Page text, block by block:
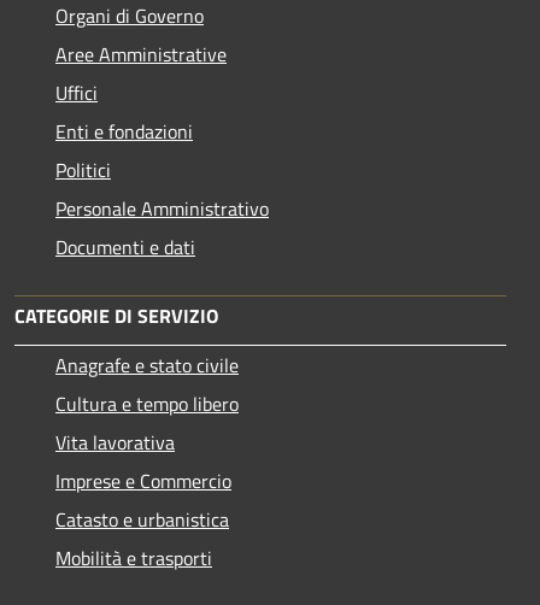
Organi di Governo
Aree Amministrative
Uffici
Enti e fondazioni
Politici
Personale Amministrativo
Documenti e dati
CATEGORIE DI SERVIZIO
Anagrafe e stato civile
Cultura e tempo libero
Vita lavorativa
Imprese e Commercio
Catasto e urbanistica
Mobilità e trasporti